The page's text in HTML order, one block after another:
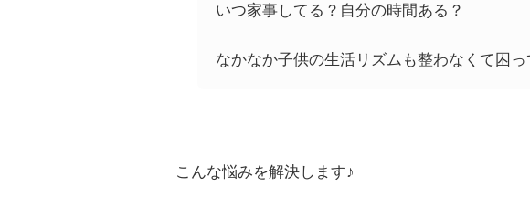
いつ家事してる？自分の時間ある？
なかなか子供の生活リズムも整わなくて困っ
こんな悩みを解決します♪